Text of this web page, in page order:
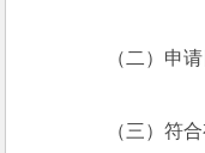
（二）申请
（三）符合